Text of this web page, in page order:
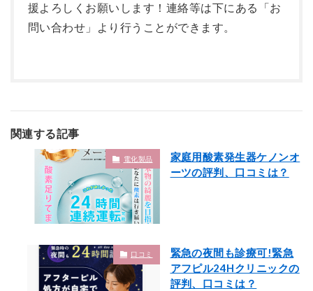
援よろしくお願いします！連絡等は下にある「お
問い合わせ」より行うことができます。
関連する記事
電化製品
家庭用酸素発生器ケノンオ
ーツの評判、口コミは？
口コミ
緊急の夜間も診療可!緊急
アフピル24Hクリニックの
評判、口コミは？